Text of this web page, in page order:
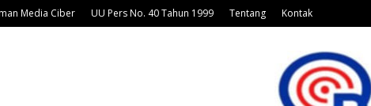
Media Ciber UU Pers No. 40 Tahun 1999 Tentang Kontak